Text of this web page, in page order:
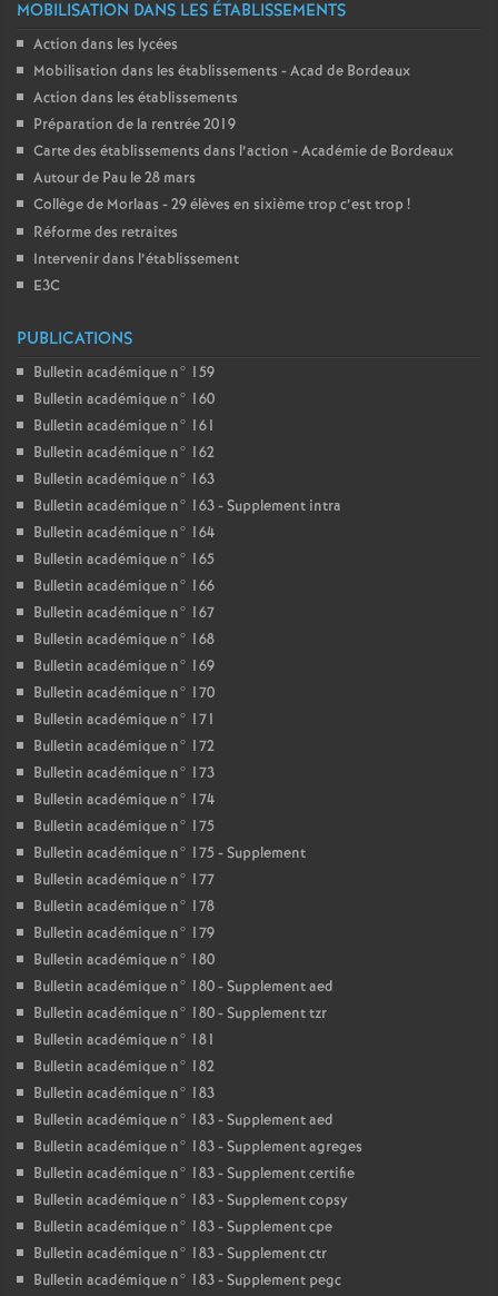
MOBILISATION DANS LES ÉTABLISSEMENTS
Action dans les lycées
Mobilisation dans les établissements - Acad de Bordeaux
Action dans les établissements
Préparation de la rentrée 2019
Carte des établissements dans l’action - Académie de Bordeaux
Autour de Pau le 28 mars
Collège de Morlaas - 29 élèves en sixième trop c’est trop!
Réforme des retraites
Intervenir dans l’établissement
E3C
PUBLICATIONS
Bulletin académique n° 159
Bulletin académique n° 160
Bulletin académique n° 161
Bulletin académique n° 162
Bulletin académique n° 163
Bulletin académique n° 163 - Supplement intra
Bulletin académique n° 164
Bulletin académique n° 165
Bulletin académique n° 166
Bulletin académique n° 167
Bulletin académique n° 168
Bulletin académique n° 169
Bulletin académique n° 170
Bulletin académique n° 171
Bulletin académique n° 172
Bulletin académique n° 173
Bulletin académique n° 174
Bulletin académique n° 175
Bulletin académique n° 175 - Supplement
Bulletin académique n° 177
Bulletin académique n° 178
Bulletin académique n° 179
Bulletin académique n° 180
Bulletin académique n° 180 - Supplement aed
Bulletin académique n° 180 - Supplement tzr
Bulletin académique n° 181
Bulletin académique n° 182
Bulletin académique n° 183
Bulletin académique n° 183 - Supplement aed
Bulletin académique n° 183 - Supplement agreges
Bulletin académique n° 183 - Supplement certifie
Bulletin académique n° 183 - Supplement copsy
Bulletin académique n° 183 - Supplement cpe
Bulletin académique n° 183 - Supplement ctr
Bulletin académique n° 183 - Supplement pegc